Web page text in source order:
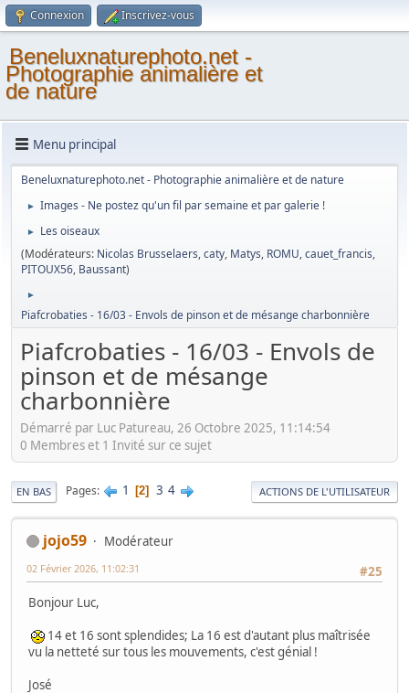
Connexion Inscrivez-vous
Beneluxnaturephoto.net -
Photographie animalière et
de nature
Menu principal
Beneluxnaturephoto.net - Photographie animalière et de nature
► Images - Ne postez qu'un fil par semaine et par galerie !
►
Les oiseaux
(Modérateurs: Nicolas Brusselaers,caty, Matys, ROMU,cauet_francis,
PITOUX56, Baussant)
►
Piafcrobaties - 16/03 - Envols de pinson et de mésange charbonnière
Piafcrobaties - 16/03 - Envols de
pinson et de mésange
charbonnière
Démarré par Luc Patureau, 26 Octobre 2025, 11:14:54
0 Membres et 1 Invité sur ce sujet
EN BAS Pages 1 2 3 4 ACTIONS DE L'UTILISATEUR
jojo59
Modérateur
#25
02 Février 2026, 11:02:31
Bonjour Luc,
14 et 16 sont splendides; La 16 est d'autant plus maîtrisée
vu la netteté sur tous les mouvements, c'est génial !
José